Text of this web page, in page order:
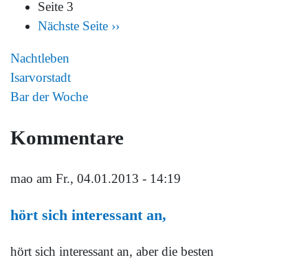
Seite 3
Nächste Seite ››
Nachtleben
Isarvorstadt
Bar der Woche
Kommentare
mao am Fr., 04.01.2013 - 14:19
hört sich interessant an,
hört sich interessant an, aber die besten